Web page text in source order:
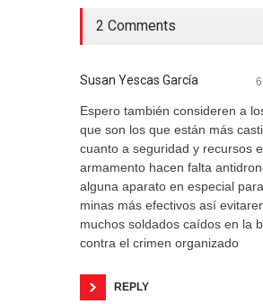
2 Comments
Susan Yescas García
Espero también consideren a
que son los que están más
cuanto a seguridad y recursos
armamento hacen falta
alguna aparato en especial
minas más efectivos así
muchos soldados caídos en la
contra el crimen organizado
REPLY